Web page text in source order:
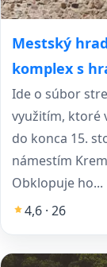
Mestský
komplex s
Ide o súbor
využitím, ktoré
do konca 15.
námestím
Obklopuje ho...
4,6 · 26